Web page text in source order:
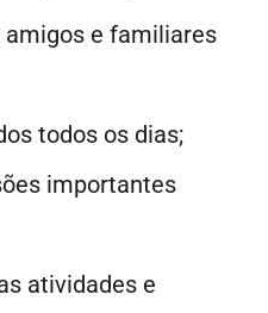
amigos e familiares
todos os dias;
importantes
atividades e